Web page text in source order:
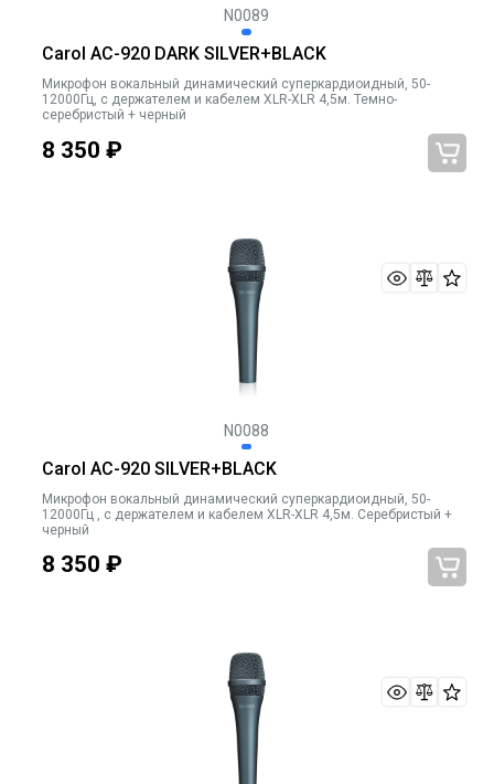
N0089
Carol AC-920 DARK SILVER+BLACK
Микрофон вокальный динамический суперкардиоидный, 50-
12000Гц, с держателем и кабелем XLR-XLR 4,5м. Темно-
серебристый + черный
8 350 ₽
N0088
Carol AC-920 SILVER+BLACK
Микрофон вокальный динамический суперкардиоидный, 50-
12000Гц , с держателем и кабелем XLR-XLR 4,5м. Серебристый +
черный
8 350 ₽